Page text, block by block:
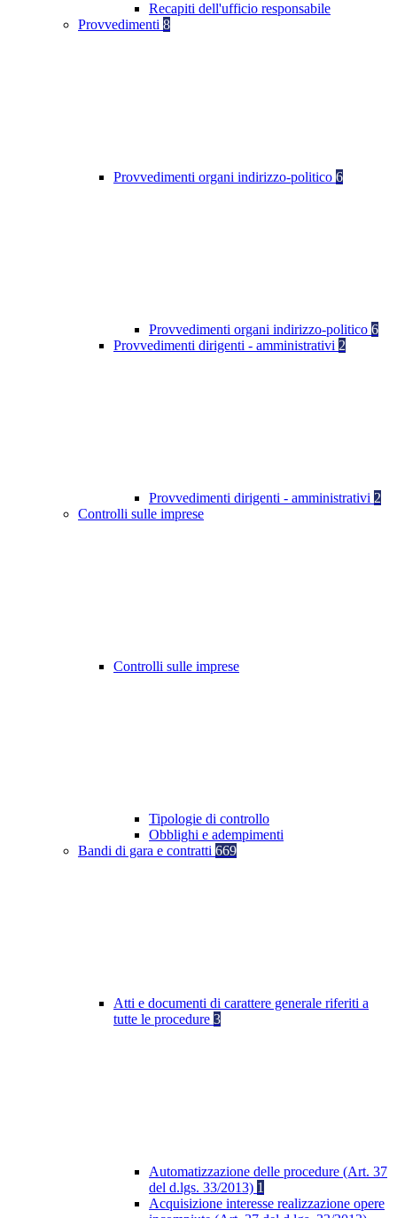
Recapiti dell'ufficio responsabile
Provvedimenti 8
Provvedimenti organi indirizzo-politico 6
Provvedimenti organi indirizzo-politico 6
Provvedimenti dirigenti - amministrativi 2
Provvedimenti dirigenti - amministrativi 2
Controlli sulle imprese
Controlli sulle imprese
Tipologie di controllo
Obblighi e adempimenti
Bandi di gara e contratti 669
Atti e documenti di carattere generale riferiti a
tutte le procedure 3
Automatizzazione delle procedure (Art. 37
del d.lgs. 33/2013) 1
Acquisizione interesse realizzazione opere